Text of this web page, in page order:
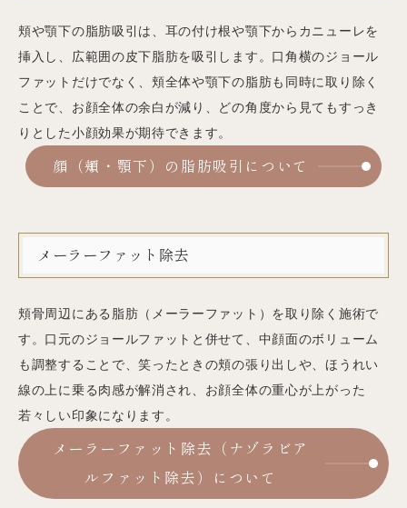
頬や顎下の脂肪吸引は、耳の付け根や顎下からカニューレを
挿入し、広範囲の皮下脂肪を吸引します。口角横のジョール
ファットだけでなく、頬全体や顎下の脂肪も同時に取り除く
ことで、お顔全体の余白が減り、どの角度から見てもすっき
りとした小顔効果が期待できます。
顔（頬・顎下）の脂肪吸引について
メーラーファット除去
頬骨周辺にある脂肪（メーラーファット）を取り除く施術で
す。口元のジョールファットと併せて、中顔面のボリューム
も調整することで、笑ったときの頬の張り出しや、ほうれい
線の上に乗る肉感が解消され、お顔全体の重心が上がった
若々しい印象になります。
メーラーファット除去（ナゾラビア
ルファット除去）について